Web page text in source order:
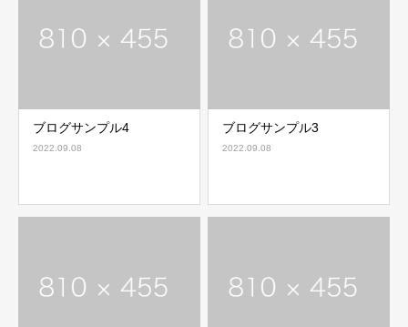
ブログサンプル4
2022.09.08
ブログサンプル3
2022.09.08